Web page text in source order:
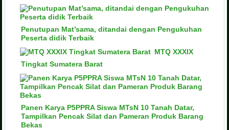
Penutupan Mat’sama, ditandai dengan Pengukuhan
Peserta didik Terbaik
MTQ XXXIX
Tingkat Sumatera Barat
Panen Karya P5PPRA Siswa MTsN 10 Tanah Datar,
Tampilkan Pencak Silat dan Pameran Produk Barang
Bekas